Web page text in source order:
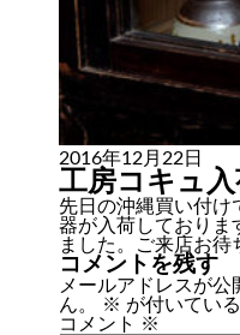
2016年12月22日
工房コキュ入
先日の沖縄買い付け
器が入荷しておりま
ました。ご来店お待
コメントを残す
メールアドレスが
ん。
※ が付いてい
コメント
※